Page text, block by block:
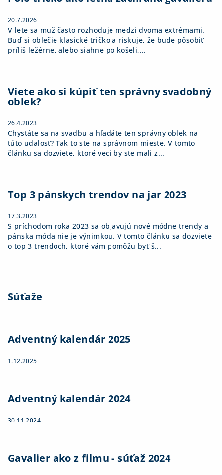
20.7.2026
V lete sa muž často rozhoduje medzi dvoma extrémami.
Buď si oblečie klasické tričko a riskuje, že bude pôsobiť
príliš ležérne, alebo siahne po košeli,...
Viete ako si kúpiť ten správny svadobný
oblek?
26.4.2023
Chystáte sa na svadbu a hľadáte ten správny oblek na
túto udalosť? Tak to ste na správnom mieste. V tomto
článku sa dozviete, ktoré veci by ste mali z...
Top 3 pánskych trendov na jar 2023
17.3.2023
S príchodom roka 2023 sa objavujú nové módne trendy a
pánska móda nie je výnimkou. V tomto článku sa dozviete
o top 3 trendoch, ktoré vám pomôžu byť š...
Súťaže
Adventný kalendár 2025
1.12.2025
Adventný kalendár 2024
30.11.2024
Gavalier ako z filmu - súťaž 2024